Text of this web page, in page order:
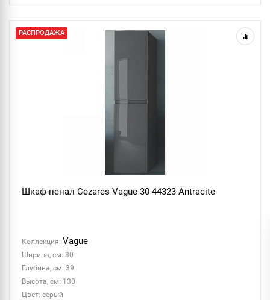
РАСПРОДАЖА
Шкаф-пенал Cezares Vague 30 44323 Antracite
Коллекция: Vague
Ширина, см: 30
Глубина, см: 39
Высота, см: 130
Цвет: серый